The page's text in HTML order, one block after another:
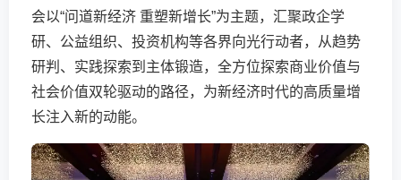
会以“问道新经济 重塑新增长”为主题，汇聚政企学
研、公益组织、投资机构等各界向光行动者，从趋势
研判、实践探索到主体锻造，全方位探索商业价值与
社会价值双轮驱动的路径，为新经济时代的高质量增
长注入新的动能。